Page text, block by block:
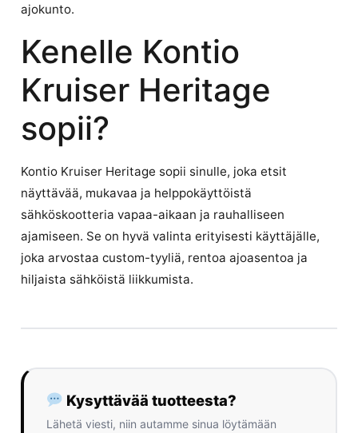
ajokunto.
Kenelle Kontio
Kruiser Heritage
sopii?
Kontio Kruiser Heritage sopii sinulle, joka etsit
näyttävää, mukavaa ja helppokäyttöistä
sähköskootteria vapaa-aikaan ja rauhalliseen
ajamiseen. Se on hyvä valinta erityisesti käyttäjälle,
joka arvostaa custom-tyyliä, rentoa ajoasentoa ja
hiljaista sähköistä liikkumista.
Kysyttävää tuotteesta?
Lähetä viesti, niin autamme sinua löytämään